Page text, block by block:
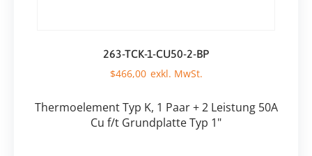
263-TCK-1-CU50-2-BP
$466,00
Thermoelement Typ K, 1 Paar + 2 Leistung 50A
Cu f/t Grundplatte Typ 1"